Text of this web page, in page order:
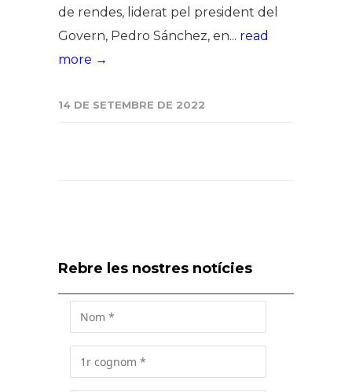
de rendes, liderat pel president del
Govern, Pedro Sánchez, en... read
more →
14 DE SETEMBRE DE 2022
Rebre les nostres notícies